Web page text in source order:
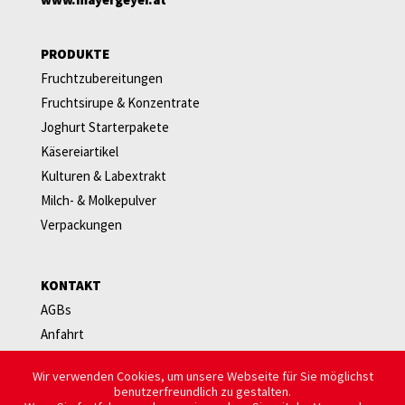
Wir verwenden Cookies, um unsere Webseite für Sie möglichst
benutzerfreundlich zu gestalten.
PRODUKTE
Fruchtzubereitungen
Fruchtsirupe & Konzentrate
Joghurt Starterpakete
Käsereiartikel
Kulturen & Labextrakt
Milch- & Molkepulver
Verpackungen
KONTAKT
AGBs
Anfahrt
Ansprechpersonen